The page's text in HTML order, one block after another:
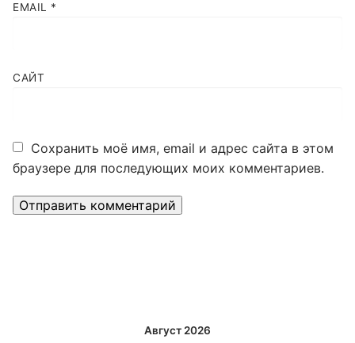
EMAIL *
САЙТ
Сохранить моё имя, email и адрес сайта в этом
браузере для последующих моих комментариев.
Август 2026